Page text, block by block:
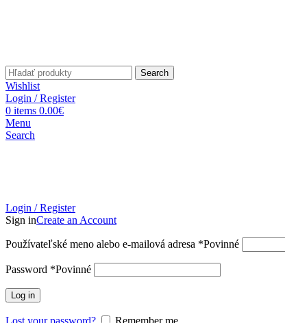
Search
Wishlist
Login / Register
0 items 0.00€
Menu
Search
Login / Register
Sign inCreate an Account
Používateľské meno alebo e-mailová adresa *Povinné
Password *Povinné
Log in
Lost your password?
Remember me